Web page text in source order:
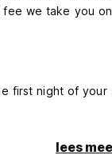
fee we take you
first night of your
lees